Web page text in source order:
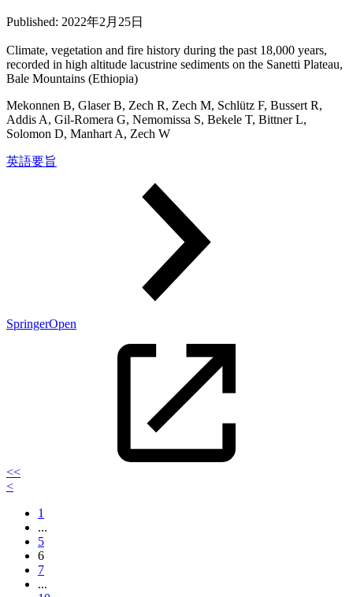
Published: 2022年2月25日
Climate, vegetation and fire history during the past 18,000 years,
recorded in high altitude lacustrine sediments on the Sanetti Plateau,
Bale Mountains (Ethiopia)
Mekonnen B, Glaser B, Zech R, Zech M, Schlütz F, Bussert R,
Addis A, Gil-Romera G, Nemomissa S, Bekele T, Bittner L,
Solomon D, Manhart A, Zech W
英語要旨
SpringerOpen
<<
<
1
...
5
6
7
...